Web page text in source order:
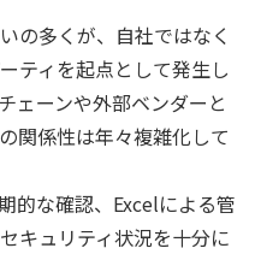
の多くが、自社ではなく
ティを起点として発生し
ェーンや外部ベンダーと
関係性は年々複雑化して
的な確認、Excelによる管
キュリティ状況を十分に